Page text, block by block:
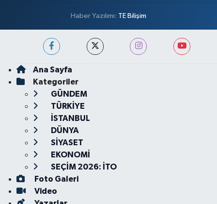
Haber Yazılımı: TE Bilişim
Ana Sayfa
Kategoriler
GÜNDEM
TÜRKİYE
İSTANBUL
DÜNYA
SİYASET
EKONOMİ
SEÇİM 2026: İTO
Foto Galeri
Video